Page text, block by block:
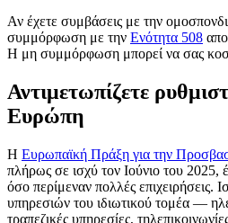
Αν έχετε συμβάσεις με την
συμμόρφωση με την Ενότητα 508
Η μη συμμόρφωση μπορεί να σας
Αντιμετωπίζετε
Ευρώπη
Η Ευρωπαϊκή Πράξη για την
πλήρως σε ισχύ τον Ιούνιο του 2025,
όσο περίμεναν πολλές επιχειρήσεις.
υπηρεσιών του ιδιωτικού τομέα —
τραπεζικές υπηρεσίες,